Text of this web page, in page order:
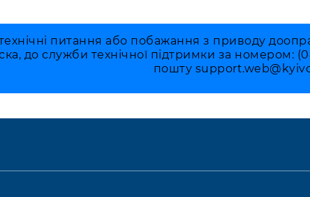
питання або побажання з приводу
до служби технічної підтримки за номером:
пошту